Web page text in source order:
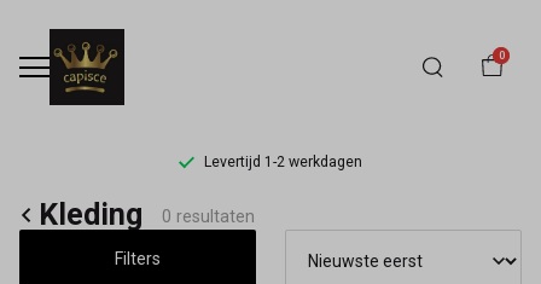
0
Levertijd 1-2 werkdagen
Kleding
Kleding 0 resultaten
Filters